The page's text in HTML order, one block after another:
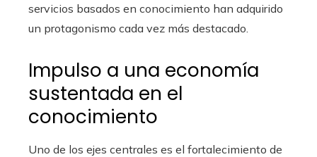
servicios basados en conocimiento han adquirido
un protagonismo cada vez más destacado.
Impulso a una economía
sustentada en el
conocimiento
Uno de los ejes centrales es el fortalecimiento de